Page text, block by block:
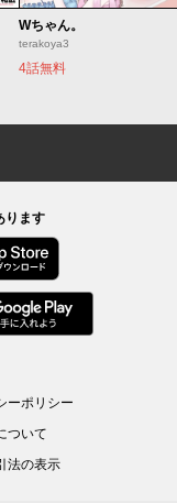
Wちゃん。
terakoya3
4話無料
ります
ーポリシー
ついて
法の表示